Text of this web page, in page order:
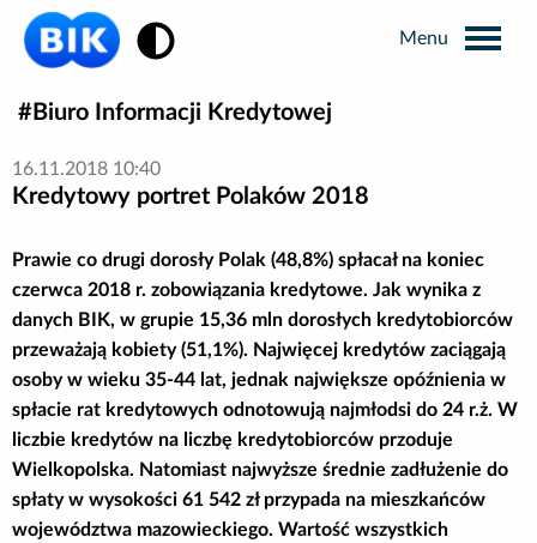
Wyszukiwarka
Informacje prasowe
Analizy rynkowe
Publikacje BIK
Business Intelligence
Kontakt dla mediów
Biuro Informacji Kredytowej
16.11.2018 10:40
Kredytowy portret Polaków 2018
Prawie co drugi dorosły Polak (48,8%) spłacał na koniec
czerwca 2018 r. zobowiązania kredytowe. Jak wynika z
danych BIK, w grupie 15,36 mln dorosłych kredytobiorców
przeważają kobiety (51,1%). Najwięcej kredytów zaciągają
osoby w wieku 35-44 lat, jednak największe opóźnienia w
spłacie rat kredytowych odnotowują najmłodsi do 24 r.ż. W
liczbie kredytów na liczbę kredytobiorców przoduje
Wielkopolska. Natomiast najwyższe średnie zadłużenie do
spłaty w wysokości 61 542 zł przypada na mieszkańców
województwa mazowieckiego. Wartość wszystkich